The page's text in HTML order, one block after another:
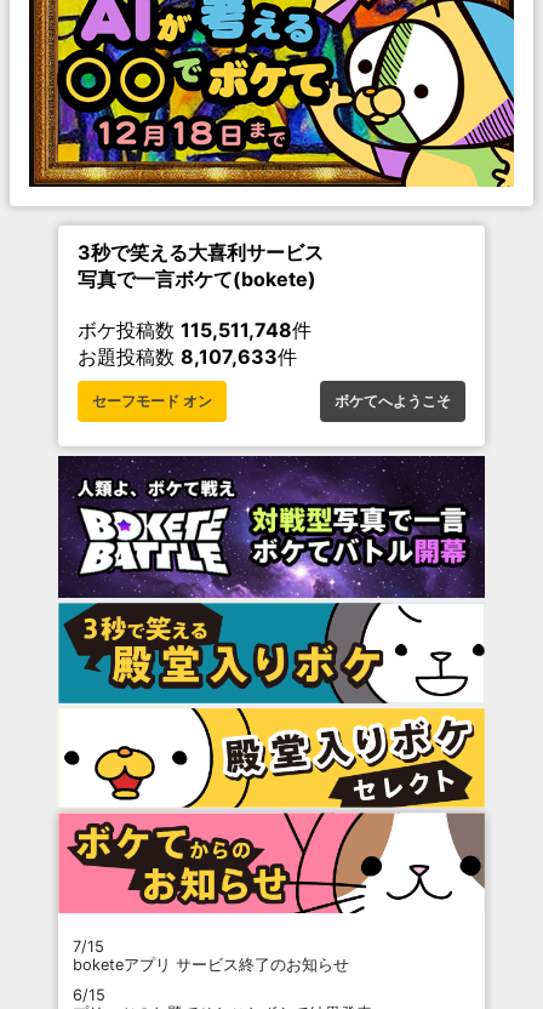
3秒で笑える大喜利サービス
写真で一言ボケて(bokete)
ボケ投稿数 115,511,748件
お題投稿数 8,107,633件
セーフモード オン ボケてへようこそ
7/15
boketeアプリ サービス終了のお知らせ
6/15